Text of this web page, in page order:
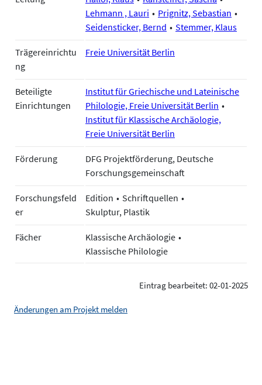
Lehmann , Lauri
Prignitz, Sebastian
Seidensticker, Bernd
Stemmer, Klaus
Trägereinrichtu
ng
Freie Universität Berlin
Beteiligte
Einrichtungen
Institut für Griechische und Lateinische
Philologie, Freie Universität Berlin
Institut für Klassische Archäologie,
Freie Universität Berlin
Förderung
DFG Projektförderung, Deutsche
Forschungsgemeinschaft
Forschungsfeld
er
Edition
Schriftquellen
Skulptur, Plastik
Fächer
Klassische Archäologie
Klassische Philologie
Eintrag bearbeitet: 02-01-2025
Änderungen am Projekt melden